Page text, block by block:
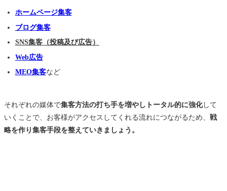
ホームページ集客
ブログ集客
SNS集客（投稿及び広告）
Web広告
MEO集客など
それぞれの媒体で集客方法の打ち手を増やしトータル的に強化して
いくことで、お客様がアクセスしてくれる流れにつながるため、 戦
略を作り集客手段を整えていきましょう。